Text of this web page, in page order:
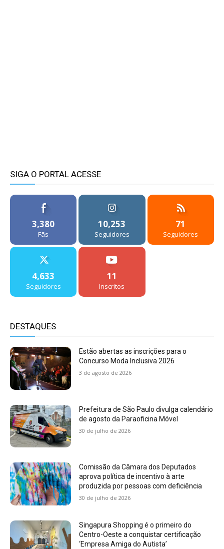
SIGA O PORTAL ACESSE
3,380
Fãs
10,253
Seguidores
71
Seguidores
4,633
Seguidores
11
Inscritos
DESTAQUES
Estão abertas as inscrições para o
Concurso Moda Inclusiva 2026
3 de agosto de 2026
Prefeitura de São Paulo divulga calendário
de agosto da Paraoficina Móvel
30 de julho de 2026
Comissão da Câmara dos Deputados
aprova política de incentivo à arte
produzida por pessoas com deficiência
30 de julho de 2026
Singapura Shopping é o primeiro do
Centro-Oeste a conquistar certificação
‘Empresa Amiga do Autista’